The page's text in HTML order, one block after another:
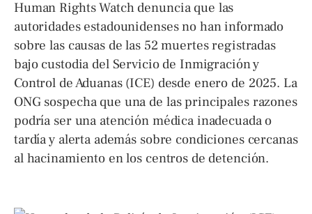
Human Rights Watch denuncia que las
autoridades estadounidenses no han informado
sobre las causas de las 52 muertes registradas
bajo custodia del Servicio de Inmigración y
Control de Aduanas (ICE) desde enero de 2025. La
ONG sospecha que una de las principales razones
podría ser una atención médica inadecuada o
tardía y alerta además sobre condiciones cercanas
al hacinamiento en los centros de detención.